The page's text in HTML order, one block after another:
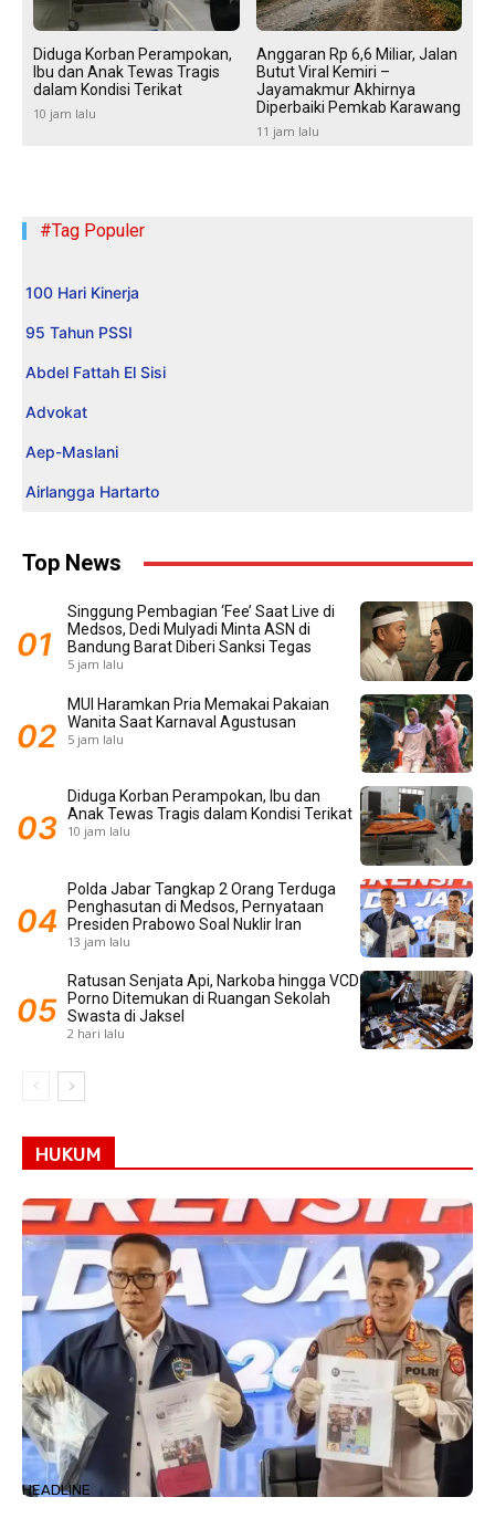
Diduga Korban Perampokan,
Ibu dan Anak Tewas Tragis
dalam Kondisi Terikat
10 jam lalu
Anggaran Rp 6,6 Miliar, Jalan
Butut Viral Kemiri –
Jayamakmur Akhirnya
Diperbaiki Pemkab Karawang
11 jam lalu
#Tag Populer
100 Hari Kinerja
95 Tahun PSSI
Abdel Fattah El Sisi
Advokat
Aep-Maslani
Airlangga Hartarto
Top News
Singgung Pembagian ‘Fee’ Saat Live di
Medsos, Dedi Mulyadi Minta ASN di
Bandung Barat Diberi Sanksi Tegas
5 jam lalu
MUI Haramkan Pria Memakai Pakaian
Wanita Saat Karnaval Agustusan
5 jam lalu
Diduga Korban Perampokan, Ibu dan
Anak Tewas Tragis dalam Kondisi Terikat
10 jam lalu
Polda Jabar Tangkap 2 Orang Terduga
Penghasutan di Medsos, Pernyataan
Presiden Prabowo Soal Nuklir Iran
13 jam lalu
Ratusan Senjata Api, Narkoba hingga VCD
Porno Ditemukan di Ruangan Sekolah
Swasta di Jaksel
2 hari lalu
HUKUM
HEADLINE